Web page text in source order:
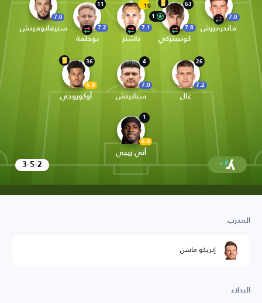
7.0
ستيفانوفيتش
11
7.2
بوخلفة
10
7.1
داشنر
63
7.8
1
كونييتزكي
7.0
فاندرميرش
36
6.9
أوكوروجي
4
7.0
ستانيتش
26
7.2
غال
1
6.4
أتي زيجي
3-5-2
المدرب
إنريكو ماسن
البدلاء